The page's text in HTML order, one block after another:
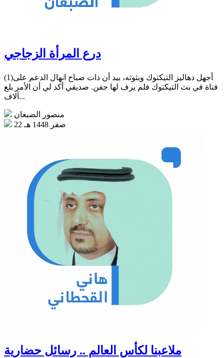
درع المرأة الزجاجي
(1)أجهل دهاليز التيكتوك وبثوثه، بيد أن ذات صباح انهال الدعم على
فتاة في بث التيكتوك فلم يرف لها جفن. صديقي أكد لي أن الأمر بلغ
آلاف...
منصور الضبعان
22 صفر 1448 هـ
ملاعبنا لكأس العالم .. رسائل حضارية